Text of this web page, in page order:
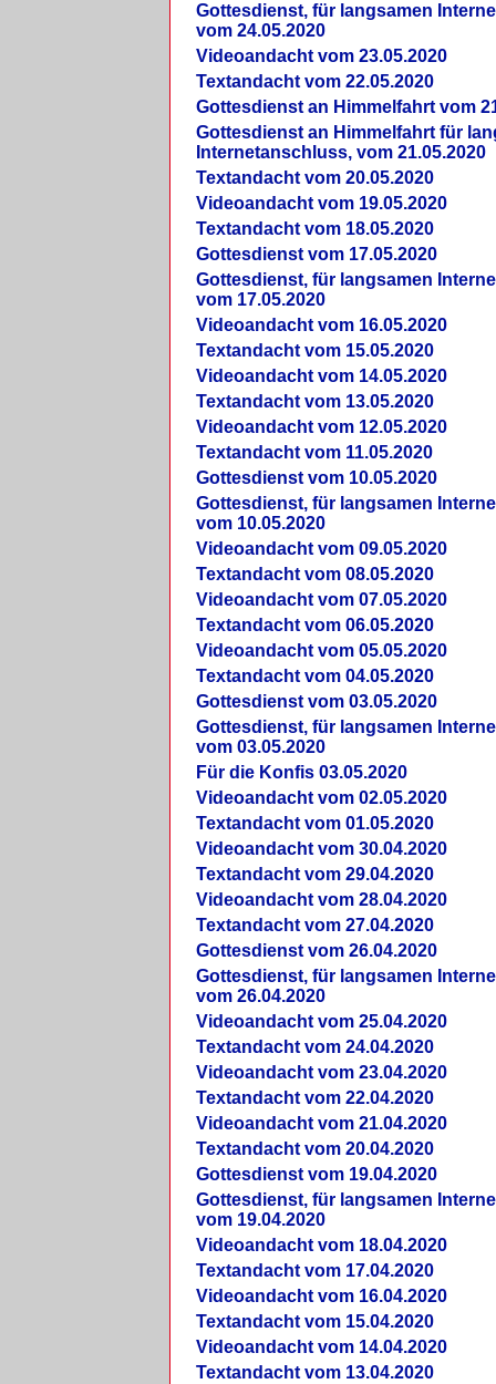
Gottesdienst, für langsamen
vom 24.05.2020
Videoandacht vom 23.05.2020
Textandacht vom 22.05.2020
Gottesdienst an Himmelfahrt vom
Gottesdienst an Himmelfahrt für
Internetanschluss, vom 21.05.2020
Textandacht vom 20.05.2020
Videoandacht vom 19.05.2020
Textandacht vom 18.05.2020
Gottesdienst vom 17.05.2020
Gottesdienst, für langsamen
vom 17.05.2020
Videoandacht vom 16.05.2020
Textandacht vom 15.05.2020
Videoandacht vom 14.05.2020
Textandacht vom 13.05.2020
Videoandacht vom 12.05.2020
Textandacht vom 11.05.2020
Gottesdienst vom 10.05.2020
Gottesdienst, für langsamen
vom 10.05.2020
Videoandacht vom 09.05.2020
Textandacht vom 08.05.2020
Videoandacht vom 07.05.2020
Textandacht vom 06.05.2020
Videoandacht vom 05.05.2020
Textandacht vom 04.05.2020
Gottesdienst vom 03.05.2020
Gottesdienst, für langsamen
vom 03.05.2020
Für die Konfis 03.05.2020
Videoandacht vom 02.05.2020
Textandacht vom 01.05.2020
Videoandacht vom 30.04.2020
Textandacht vom 29.04.2020
Videoandacht vom 28.04.2020
Textandacht vom 27.04.2020
Gottesdienst vom 26.04.2020
Gottesdienst, für langsamen
vom 26.04.2020
Videoandacht vom 25.04.2020
Textandacht vom 24.04.2020
Videoandacht vom 23.04.2020
Textandacht vom 22.04.2020
Videoandacht vom 21.04.2020
Textandacht vom 20.04.2020
Gottesdienst vom 19.04.2020
Gottesdienst, für langsamen
vom 19.04.2020
Videoandacht vom 18.04.2020
Textandacht vom 17.04.2020
Videoandacht vom 16.04.2020
Textandacht vom 15.04.2020
Videoandacht vom 14.04.2020
Textandacht vom 13.04.2020